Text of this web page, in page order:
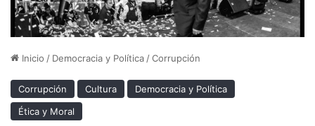
Inicio / Democracia y Política /Corrupción
Corrupción Cultura
Democracia y Política
Ética y Moral